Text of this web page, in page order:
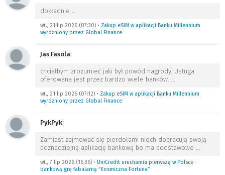
dokładnie …
wt., 21 lip 2026 (07:30) • Zakup eSIM w aplikacji Banku Millennium
wyróżniony przez Global Finance
Jas Fasola:
chciałbym zrozumieć jaki był powód nagrody. Usługa
oferowana jest przez bardzo wiele banków. …
wt., 21 lip 2026 (07:12) • Zakup eSIM w aplikacji Banku Millennium
wyróżniony przez Global Finance
PykPyk:
Zamiast zajmować się pierdołami niech dopracują swoją
beznadziejną aplikację bankową bo ma podstawowe …
wt., 7 lip 2026 (16:36) • UniCredit uruchamia pierwszą w Polsce
bankową grę fabularną “Kosmiczna Fortuna”